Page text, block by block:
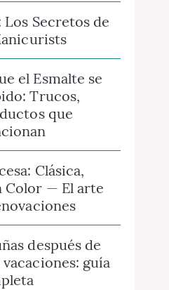
Los Secretos de
el Esmalte se
Trucos,
que
Clásica,
Color — El arte
después de
guía